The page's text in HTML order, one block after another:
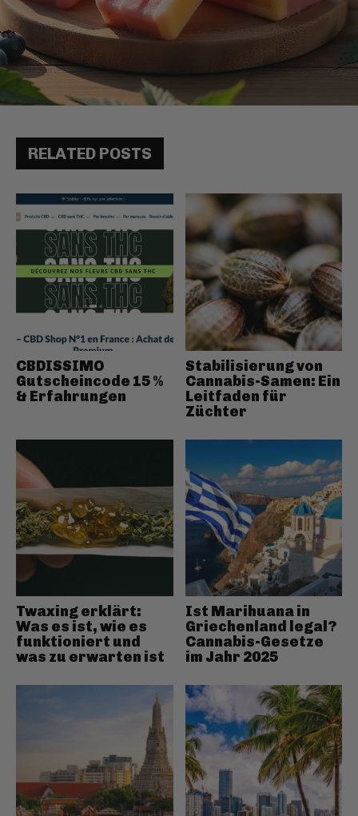
RELATED POSTS
CBDISSIMO
Gutscheincode 15 %
& Erfahrungen
Stabilisierung von
Cannabis-Samen: Ein
Leitfaden für
Züchter
Twaxing erklärt:
Was es ist, wie es
funktioniert und
was zu erwarten ist
Ist Marihuana in
Griechenland legal?
Cannabis-Gesetze
im Jahr 2025